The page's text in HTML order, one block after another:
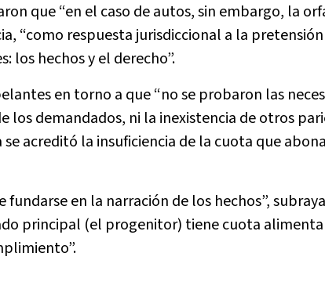
que “en el caso de autos, sin embargo, la
“como respuesta jurisdiccional a la
los hechos y el derecho”.
en torno a que “no se probaron las
los demandados, ni la inexistencia de otros
acreditó la insuficiencia de la cuota que
en la narración de los hechos”,
principal (el progenitor) tiene cuota